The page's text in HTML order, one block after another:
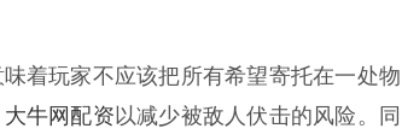
着玩家不应该把所有希望寄托在一处物
大牛网配资 以减少被敌人伏击的风险。同